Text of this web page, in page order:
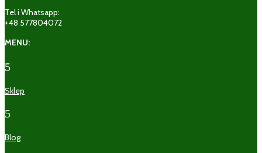
Tel i Whatsapp:
+48 577804072
MENU:
5
Sklep
5
Blog